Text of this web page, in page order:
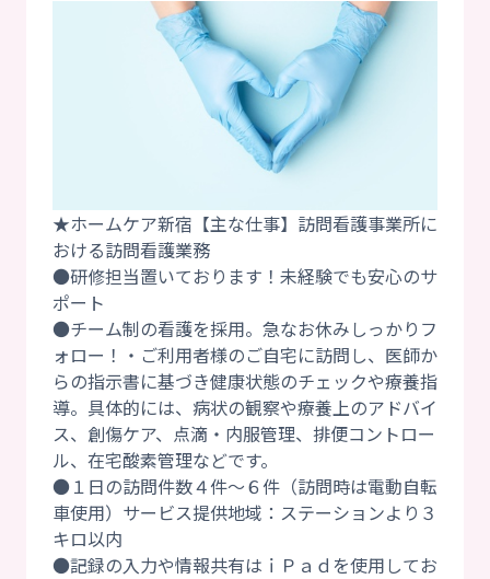
★ホームケア新宿【主な仕事】訪問看護事業所に
おける訪問看護業務
●研修担当置いております！未経験でも安心のサ
ポート
●チーム制の看護を採用。急なお休みしっかりフ
ォロー！・ご利用者様のご自宅に訪問し、医師か
らの指示書に基づき健康状態のチェックや療養指
導。具体的には、病状の観察や療養上のアドバイ
ス、創傷ケア、点滴・内服管理、排便コントロー
ル、在宅酸素管理などです。
●１日の訪問件数４件～６件（訪問時は電動自転
車使用）サービス提供地域：ステーションより３
キロ以内
●記録の入力や情報共有はｉＰａｄを使用してお